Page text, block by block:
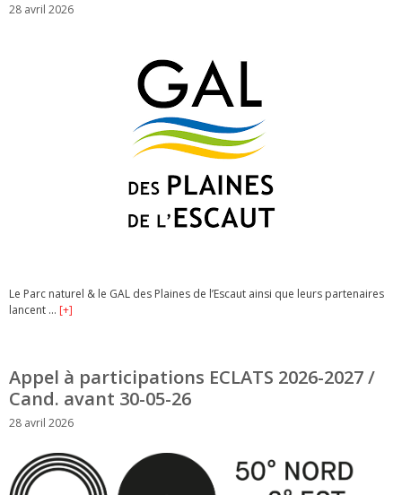
28 avril 2026
Le Parc naturel & le GAL des Plaines de l’Escaut ainsi que leurs partenaires
lancent … [+]
Appel à participations ECLATS 2026-2027 /
Cand. avant 30-05-26
28 avril 2026